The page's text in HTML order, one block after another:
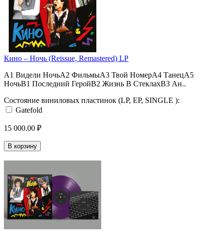
Кино ‎– Ночь (Reissue, Remastered) LP
A1 Видели НочьA2 ФильмыA3 Твой НомерA4 ТанецA5
НочьB1 Последний ГеройB2 Жизнь В СтеклахB3 Ан..
Состояние виниловых пластинок (LP, EP, SINGLE ):
Gatefold
15 000.00 ₽
В корзину